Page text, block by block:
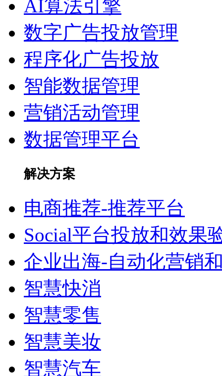
AI算法引擎
数字广告投放管理
程序化广告投放
智能数据管理
营销活动管理
数据管理平台
解决方案
电商推荐-推荐平台
Social平台投放和效果
企业出海-自动化营销
智慧快消
智慧零售
智慧美妆
智慧汽车